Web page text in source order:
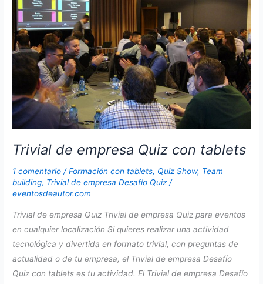
Trivial de empresa Quiz con tablets
1 comentario /Formación con tablets, Quiz Show, Team
building, Trivial de empresa Desafío Quiz /
eventosdeautor.com
Trivial de empresa Quiz Trivial de empresa Quiz para eventos
en cualquier localización Si quieres realizar una actividad
tecnológica y divertida en formato trivial, con preguntas de
actualidad o de tu empresa, el Trivial de empresa Desafío
Quiz con tablets es tu actividad. El Trivial de empresa Desafío